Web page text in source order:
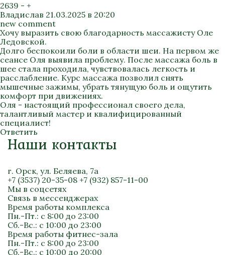
2639 - +
Владислав 21.03.2025 в 20:20
new comment
Хочу выразить свою благодарность массажисту Оле
Ледовской.
Долго беспокоили боли в области шеи. На первом же
сеансе Оля выявила проблему. После массажа боль в
шее стала проходила, чувствовалась легкость и
расслабление. Курс массажа позволил снять
мышечные зажимы, убрать тянущую боль и ощутить
комфорт при движениях.
Оля - настоящий профессионал своего дела,
талантливый мастер и квалифицированный
специалист!
Ответить
Наши контакты
г. Орск, ул. Беляева, 7а
+7 (3537) 20-35-08 +7 (932) 857-11-00
Мы в соцсетях
Связь в мессенджерах
Время работы комплекса
Пн.-Пт.: с 8:00 до 23:00
Сб.-Вс.: с 10:00 до 23:00
Время работы фитнес-зала
Пн.-Пт.: с 8:00 до 23:00
Сб.-Вс.: с 10:00 до 20:00